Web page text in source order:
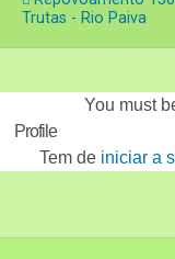
Trutas - Rio Paiva
You must
Profile
Tem de iniciar a